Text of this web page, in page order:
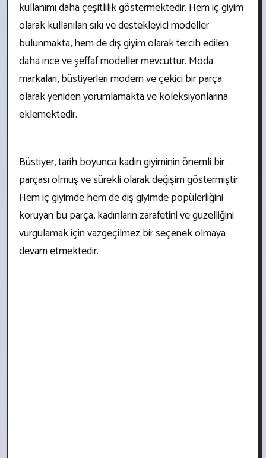
kullanımı daha çeşitlilik göstermektedir. Hem iç giyim
olarak kullanılan sıkı ve destekleyici modeller
bulunmakta, hem de dış giyim olarak tercih edilen
daha ince ve şeffaf modeller mevcuttur. Moda
markaları, büstiyerleri modern ve çekici bir parça
olarak yeniden yorumlamakta ve koleksiyonlarına
eklemektedir.
Büstiyer, tarih boyunca kadın giyiminin önemli bir
parçası olmuş ve sürekli olarak değişim göstermiştir.
Hem iç giyimde hem de dış giyimde popülerliğini
koruyan bu parça, kadınların zarafetini ve güzelliğini
vurgulamak için vazgeçilmez bir seçenek olmaya
devam etmektedir.